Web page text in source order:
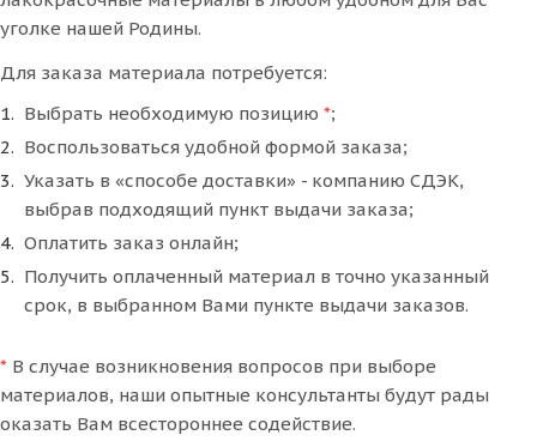
уголке нашей Родины.
Для заказа материала потребуется:
Выбрать необходимую позицию *;
Воспользоваться удобной формой заказа;
Указать в «способе доставки» - компанию СДЭК,
выбрав подходящий пункт выдачи заказа;
Оплатить заказ онлайн;
Получить оплаченный материал в точно указанный
срок, в выбранном Вами пункте выдачи заказов.
* В случае возникновения вопросов при выборе
материалов, наши опытные консультанты будут рады
оказать Вам всестороннее содействие.